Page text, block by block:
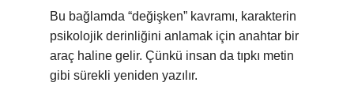
Bu bağlamda “değişken” kavramı, karakterin
psikolojik derinliğini anlamak için anahtar bir
araç haline gelir. Çünkü insan da tıpkı metin
gibi sürekli yeniden yazılır.